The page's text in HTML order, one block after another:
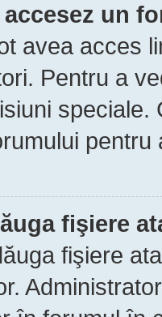
un
avea acces
Pentru a
pentru
fişiere
fişiere